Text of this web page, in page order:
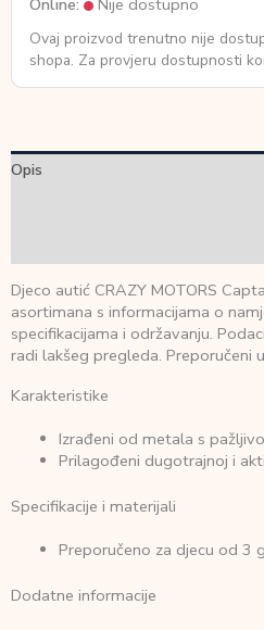
Ovaj proizvod trenutno nije
shopa. Za provjeru dostupnosti
Opis
Djeco autić CRAZY MOTORS
asortimana s informacijama o
specifikacijama i održavanju.
radi lakšeg pregleda. Preporučeni
Karakteristike
Izrađeni od metala s
Prilagođeni dugotrajnoj i
Specifikacije i materijali
Preporučeno za djecu od 3
Dodatne informacije